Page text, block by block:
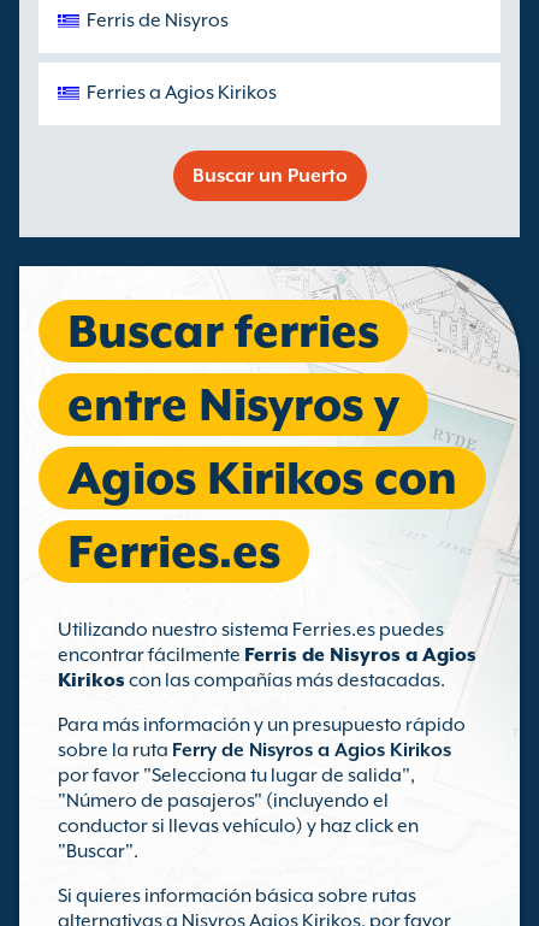
Ferris de Nisyros
Ferries a Agios Kirikos
Buscar un Puerto
Buscar ferries
entre Nisyros y
Agios Kirikos con
Ferries.es
Utilizando nuestro sistema Ferries.es puedes
encontrar fácilmente Ferris de Nisyros a Agios
Kirikos con las compañías más destacadas.
Para más información y un presupuesto rápido
sobre la ruta Ferry de Nisyros a Agios Kirikos
por favor "Selecciona tu lugar de salida",
"Número de pasajeros" (incluyendo el
conductor si llevas vehículo) y haz click en
"Buscar".
Si quieres información básica sobre rutas
alternativas a Nisyros Agios Kirikos, por favor